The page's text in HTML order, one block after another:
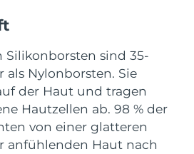
Silikonborsten sind 35-
als Nylonborsten. Sie
der Haut und tragen
Hautzellen ab. 98 % der
von einer glatteren
anfühlenden Haut nach